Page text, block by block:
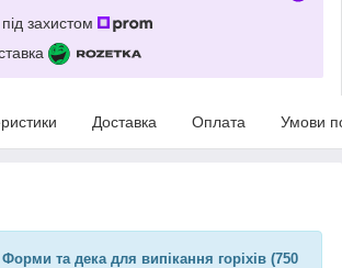
захистом
Доставка Оплата Умови
та дека для випікання горіхів (750